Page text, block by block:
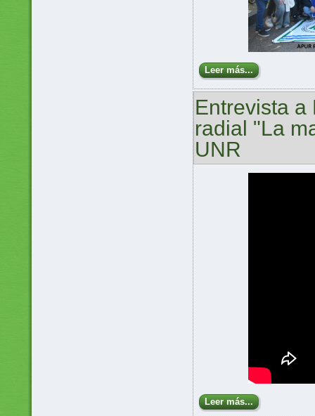
Leer más...
Entrevista
radial "La
UNR
Leer más...